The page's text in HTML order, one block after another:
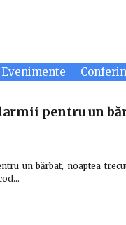
Evenimente
pentru un
un bărbat, noaptea